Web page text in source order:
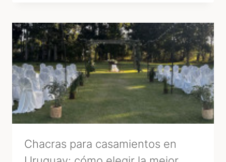
RÁPIDA
DE
ENCONTRAR
PROVEEDORES
CONFIABLES
EN
URUGUAY
Chacras para casamientos en